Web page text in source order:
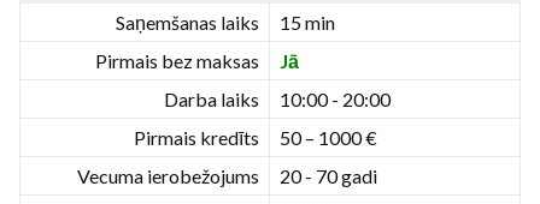
Saņemšanas laiks
15 min
Pirmais bez maksas
Jā
Darba laiks
10:00 - 20:00
Pirmais kredīts
50 – 1000 €
Vecuma ierobežojums
20 - 70 gadi